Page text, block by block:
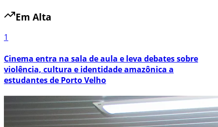
Em Alta
1
Cinema entra na sala de aula e leva debates sobre
violência, cultura e identidade amazônica a
estudantes de Porto Velho